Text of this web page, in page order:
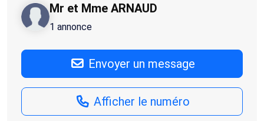
Mr et Mme ARNAUD
1 annonce
Envoyer un message
Afficher le numéro